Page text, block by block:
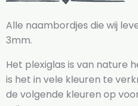
Alle naambordjes die wij
3mm.
Het plexiglas is van nature
is het in vele kleuren te
de volgende kleuren op